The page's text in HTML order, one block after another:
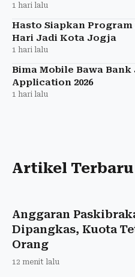
1 hari lalu
Hasto Siapkan
Hari Jadi Kota Jogja
1 hari lalu
Bima Mobile Bawa
Application 2026
1 hari lalu
Artikel
Anggaran
Dipangkas, Kuota
Orang
12 menit lalu